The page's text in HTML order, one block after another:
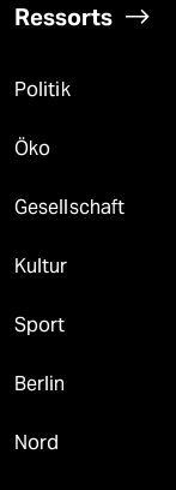
Ressorts
Politik
Öko
Gesellschaft
Kultur
Sport
Berlin
Nord